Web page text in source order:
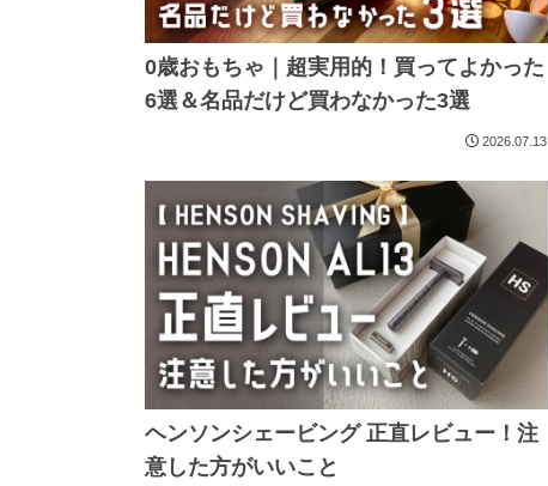
0歳おもちゃ｜超実用的！買ってよかった
6選＆名品だけど買わなかった3選
2026.07.13
ヘンソンシェービング 正直レビュー！注
意した方がいいこと